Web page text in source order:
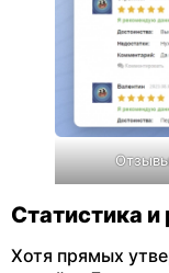
Статистика
Хотя прямых